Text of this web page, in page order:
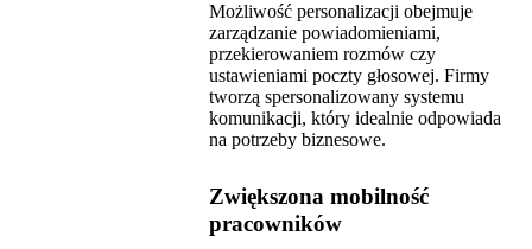
Możliwość personalizacji obejmuje
zarządzanie powiadomieniami,
przekierowaniem rozmów czy
ustawieniami poczty głosowej. Firmy
tworzą spersonalizowany systemu
komunikacji, który idealnie odpowiada
na potrzeby biznesowe.
Zwiększona mobilność
pracowników